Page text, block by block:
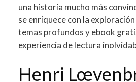
una historia mucho más
se enriquece con la
temas profundos y ebook
experiencia de lectura
Henri